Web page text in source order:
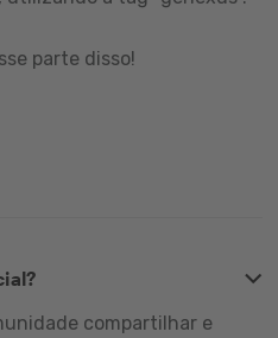
parte disso!
compartilhar e